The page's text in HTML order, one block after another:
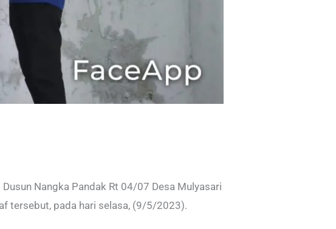
Nangka Pandak Rt 04/07 Desa Mulyasari
tersebut, pada hari selasa, (9/5/2023).